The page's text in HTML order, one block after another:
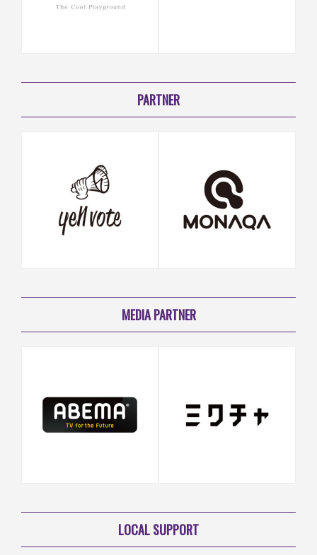
PARTNER
MEDIA PARTNER
LOCAL SUPPORT